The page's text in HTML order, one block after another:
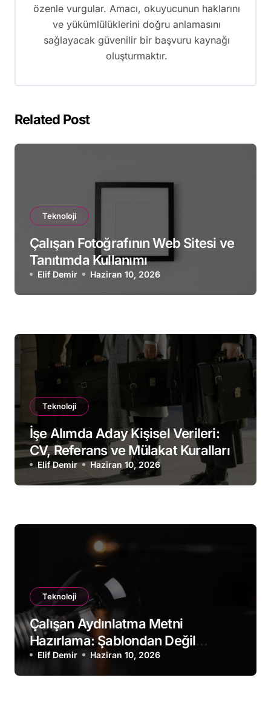
özenle vurgular. Amacı, okuyucunun haklarını
ve yükümlülüklerini doğru anlamasını
sağlayacak güvenilir bir başvuru kaynağı
oluşturmaktır.
Related Post
Teknoloji
Çalışan Fotoğrafının Web Sitesi ve
Tanıtımda Kullanımı
Elif Demir Haziran 10, 2026
Teknoloji
İşe Alımda Aday Kişisel Verileri:
CV, Referans ve Mülakat Kuralları
Elif Demir Haziran 10, 2026
Teknoloji
Çalışan Aydınlatma Metni
Hazırlama: Şablondan Değil
Sahadan
Elif Demir Haziran 10, 2026